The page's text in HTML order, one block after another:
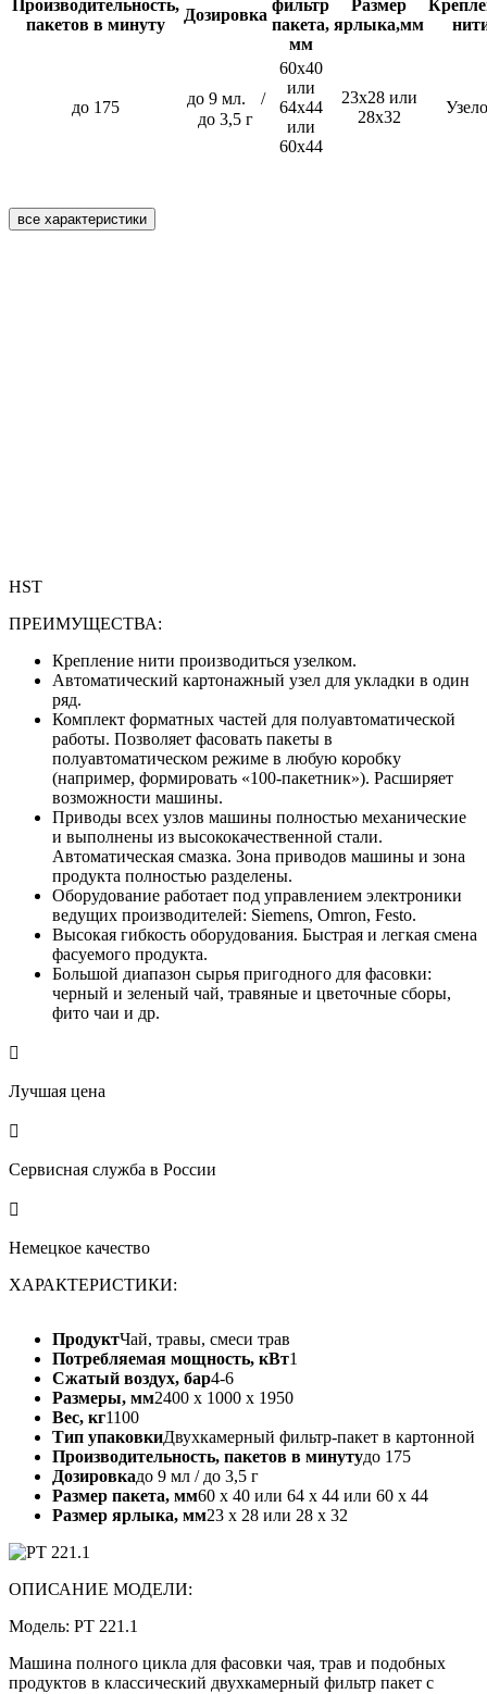
Производительность,
пакетов в минуту
Дозировка
фильтр
пакета,
мм
Размер
ярлыка,мм
до 175
до 9 мл. /
до 3,5 г
60х40
или
64х44
или
60х44
23х28 или
28х32
все характеристики
HST
ПРЕИМУЩЕСТВА:
Крепление нити производиться узелком.
Автоматический картонажный узел для укладки в один
ряд.
Комплект форматных частей для полуавтоматической
работы. Позволяет фасовать пакеты в
полуавтоматическом режиме в любую коробку
(например, формировать «100-пакетник»). Расширяет
возможности машины.
Приводы всех узлов машины полностью механические
и выполнены из высококачественной стали.
Автоматическая смазка. Зона приводов машины и зона
продукта полностью разделены.
Оборудование работает под управлением электроники
ведущих производителей: Siemens, Omron, Festo.
Высокая гибкость оборудования. Быстрая и легкая смена
фасуемого продукта.
Большой диапазон сырья пригодного для фасовки:
черный и зеленый чай, травяные и цветочные сборы,
фито чаи и др.

Лучшая цена

Сервисная служба в России

Немецкое качество
ХАРАКТЕРИСТИКИ:
ПродуктЧай, травы, смеси трав
Потребляемая мощность, кВт1
Сжатый воздух, бар4-6
Размеры, мм2400 х 1000 х 1950
Вес, кг1100
Тип упаковкиДвухкамерный фильтр-пакет в картонной
Производительность, пакетов в минутудо 175
Дозировкадо 9 мл / до 3,5 г
Размер пакета, мм60 х 40 или 64 х 44 или 60 х 44
Размер ярлыка, мм23 х 28 или 28 х 32
ОПИСАНИЕ МОДЕЛИ:
Модель: PT 221.1
Машина полного цикла для фасовки чая, трав и подобных
продуктов в классический двухкамерный фильтр пакет с